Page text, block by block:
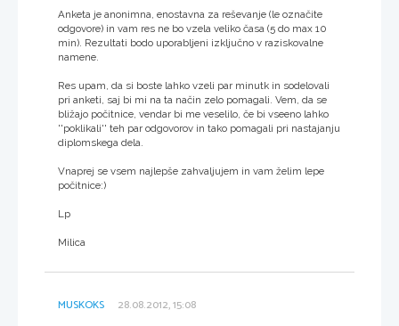
Anketa je anonimna, enostavna za reševanje (le označite
odgovore) in vam res ne bo vzela veliko časa (5 do max 10
min). Rezultati bodo uporabljeni izključno v raziskovalne
namene.
Res upam, da si boste lahko vzeli par minutk in sodelovali
pri anketi, saj bi mi na ta način zelo pomagali. Vem, da se
bližajo počitnice, vendar bi me veselilo, če bi vseeno lahko
''poklikali'' teh par odgovorov in tako pomagali pri nastajanju
diplomskega dela.
Vnaprej se vsem najlepše zahvaljujem in vam želim lepe
počitnice:)
Lp
Milica
MUSKOKS 28.08.2012, 15:08